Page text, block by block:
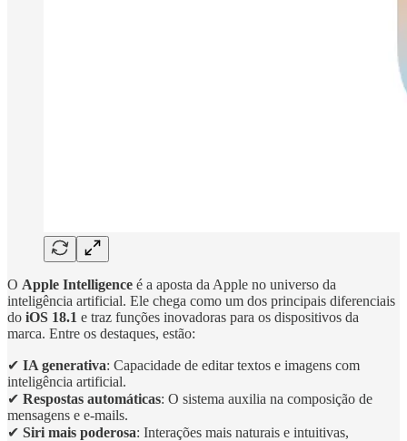
O Apple Intelligence é a aposta da Apple no universo da
inteligência artificial. Ele chega como um dos principais diferenciais
do iOS 18.1 e traz funções inovadoras para os dispositivos da
marca. Entre os destaques, estão:
✔ IA generativa: Capacidade de editar textos e imagens com
inteligência artificial.
✔ Respostas automáticas: O sistema auxilia na composição de
mensagens e e-mails.
✔ Siri mais poderosa: Interações mais naturais e intuitivas,